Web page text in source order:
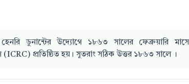
ডুনান্টের উদ্যোগে ১৮৬৩ সালের ফেব্রুয়ারি মাসে
(ICRC) প্রতিষ্ঠিত হয়। সুতরাং সঠিক উত্তর ১৮৬৩ সালে ।